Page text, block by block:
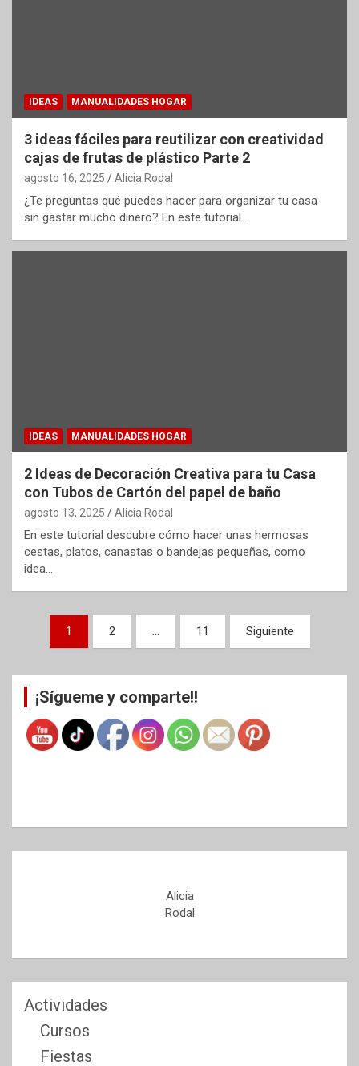
IDEAS MANUALIDADES HOGAR
3 ideas fáciles para reutilizar con creatividad
cajas de frutas de plástico Parte 2
agosto 16, 2025 Alicia Rodal
¿Te preguntas qué puedes hacer para organizar tu casa
sin gastar mucho dinero? En este tutorial…
IDEAS MANUALIDADES HOGAR
2 Ideas de Decoración Creativa para tu Casa
con Tubos de Cartón del papel de baño
agosto 13, 2025 Alicia Rodal
En este tutorial descubre cómo hacer unas hermosas
cestas, platos, canastas o bandejas pequeñas, como
idea…
Paginación
entradas
1 2 … 11 Siguiente
¡Sígueme y comparte!!
Alicia
Rodal
Actividades
Cursos
Fiestas